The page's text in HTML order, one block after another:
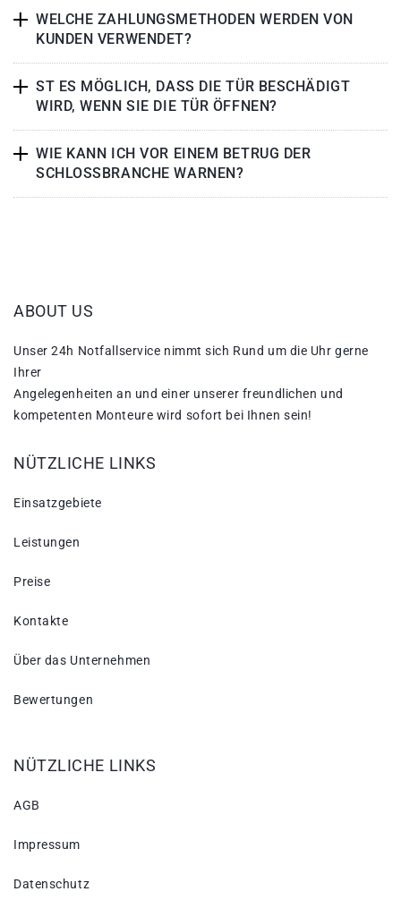
WELCHE ZAHLUNGSMETHODEN WERDEN VON
KUNDEN VERWENDET?
ST ES MÖGLICH, DASS DIE TÜR BESCHÄDIGT
WIRD, WENN SIE DIE TÜR ÖFFNEN?
WIE KANN ICH VOR EINEM BETRUG DER
SCHLOSSBRANCHE WARNEN?
ABOUT US
Unser 24h Notfallservice nimmt sich Rund um die Uhr gerne
Ihrer
Angelegenheiten an und einer unserer freundlichen und
kompetenten Monteure wird sofort bei Ihnen sein!
NÜTZLICHE LINKS
Einsatzgebiete
Leistungen
Preise
Kontakte
Über das Unternehmen
Bewertungen
NÜTZLICHE LINKS
AGB
Impressum
Datenschutz